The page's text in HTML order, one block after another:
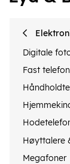
Digitale
Fast
Høyttalere
Megafoner